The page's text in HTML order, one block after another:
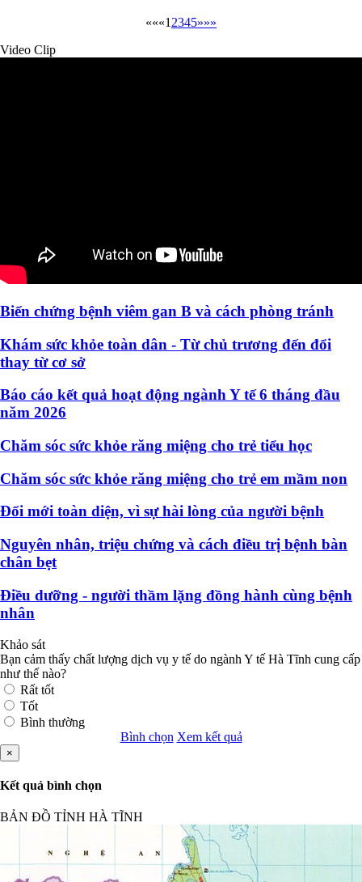
«««1 2345»»»
Video Clip
Biến chứng bệnh viêm gan B và cách phòng tránh
Khám sức khỏe toàn dân - Từ chủ trương đến đổi
thay từ cơ sở
Báo cáo kết quả hoạt động ngành Y tế 6 tháng đầu
năm 2026
Chăm sóc sức khỏe răng miệng cho trẻ tiểu học
Chăm sóc sức khỏe răng miệng cho trẻ em mầm non
Đổi mới toàn diện, vì sự hài lòng của người bệnh
Nguyên nhân, triệu chứng và cách điều trị bệnh bàn
chân bẹt
Điều dưỡng - người thầm lặng đồng hành cùng bệnh
nhân
Khảo sát
Bạn cảm thấy chất lượng dịch vụ y tế do ngành Y tế Hà Tĩnh cung cấp
như thế nào?
Rất tốt
Tốt
Bình thường
Bình chọn Xem kết quả
×
Kết quả bình chọn
BẢN ĐỒ TỈNH HÀ TĨNH